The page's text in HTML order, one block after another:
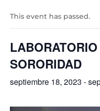
This event has passed.
SORORIDAD
septiembre 18, 2023 -